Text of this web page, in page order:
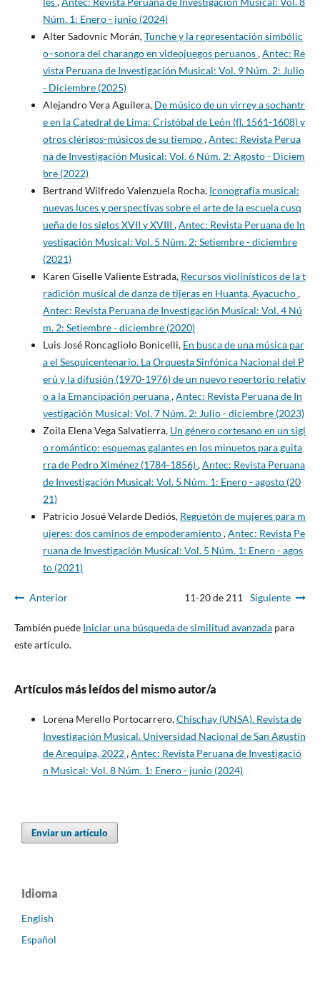
Núm. 1: Enero - junio (2024)
Alter Sadovnic Morán,Tunche y la representación simbólic
o–sonora del charango en videojuegos peruanos,Antec: Re
vista Peruana de Investigación Musical: Vol. 9 Núm. 2: Julio
- Diciembre (2025)
Alejandro Vera Aguilera, De músico de un virrey a sochantr
e en la Catedral de Lima: Cristóbal de León (fl. 1561-1608) y
otros clérigos-músicos de su tiempo,Antec: Revista Perua
na de Investigación Musical: Vol. 6 Núm. 2: Agosto - Diciem
bre (2022)
Bertrand Wilfredo Valenzuela Rocha, Iconografía musical:
nuevas luces y perspectivas sobre el arte de la escuela cusq
ueña de los siglos XVII y XVIII ,Antec: Revista Peruana de In
vestigación Musical: Vol. 5 Núm. 2: Setiembre - diciembre
(2021)
Karen Giselle Valiente Estrada, Recursos violinísticos de la t
radición musical de danza de tijeras en Huanta, Ayacucho,
Antec: Revista Peruana de Investigación Musical: Vol. 4 Nú
m. 2: Setiembre - diciembre (2020)
Luis José Roncagliolo Bonicelli, En busca de una música par
a el Sesquicentenario. La Orquesta Sinfónica Nacional del P
erú y la difusión (1970-1976) de un nuevo repertorio relativ
o a la Emancipación peruana,Antec: Revista Peruana de In
vestigación Musical: Vol. 7 Núm. 2: Julio - diciembre (2023)
Zoila Elena Vega Salvatierra, Un género cortesano en un sigl
o romántico: esquemas galantes en los minuetos para guita
rra de Pedro Ximénez (1784-1856),Antec: Revista Peruana
de Investigación Musical: Vol. 5 Núm. 1: Enero - agosto (20
21)
Patricio Josué Velarde Dediós, Reguetón de mujeres para m
ujeres: dos caminos de empoderamiento,Antec: Revista Pe
ruana de Investigación Musical: Vol. 5 Núm. 1: Enero - agos
to (2021)
Anterior 11-20 de 211 Siguiente
También puede Iniciar una búsqueda de similitud avanzadapara
este artículo.
Artículos más leídos del mismo autor/a
Lorena Merello Portocarrero,Chischay (UNSA). Revista de
Investigación Musical. Universidad Nacional de San Agustín
de Arequipa, 2022,Antec: Revista Peruana de Investigació
n Musical: Vol. 8 Núm. 1: Enero - junio (2024)
Enviar un artículo
Idioma
English
Español